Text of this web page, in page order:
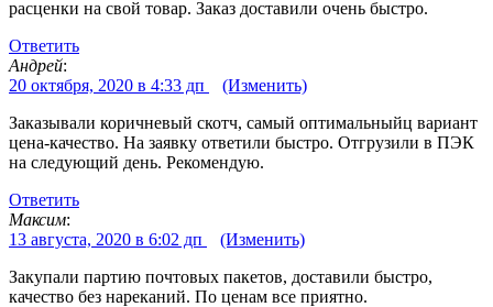
расценки на свой товар. Заказ доставили очень быстро.
Ответить
Андрей:
20 октября, 2020 в 4:33 дп
(Изменить)
Заказывали коричневый скотч, самый оптимальныйц вариант
цена-качество. На заявку ответили быстро. Отгрузили в ПЭК
на следующий день. Рекомендую.
Ответить
Максим:
13 августа, 2020 в 6:02 дп
(Изменить)
Закупали партию почтовых пакетов, доставили быстро,
качество без нареканий. По ценам все приятно.